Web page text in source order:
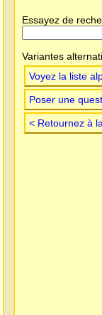
Essayez de
Variantes
Voyez la liste
Poser une
< Retournez à